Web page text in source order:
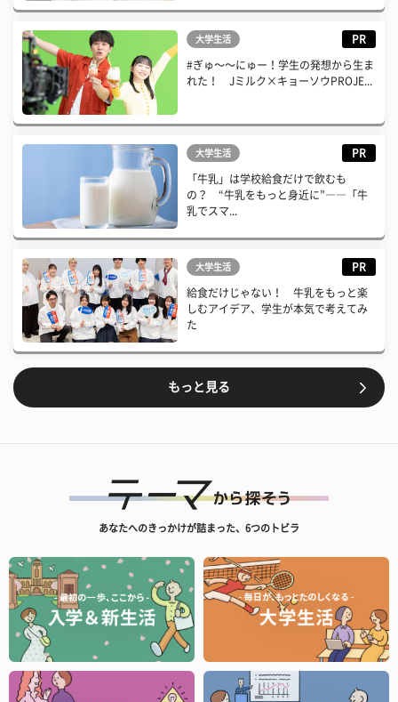
大学生活 PR
#ぎゅ〜〜にゅー！学生の発想から生ま
れた！ Jミルク×キョーソウPROJE...
大学生活 PR
「牛乳」は学校給食だけで飲むも
の？ “牛乳をもっと身近に”――「牛
乳でスマ...
大学生活 PR
給食だけじゃない！ 牛乳をもっと楽
しむアイデア、学生が本気で考えてみ
た
もっと見る
あなたへのきっかけが詰まった、6つのトビラ